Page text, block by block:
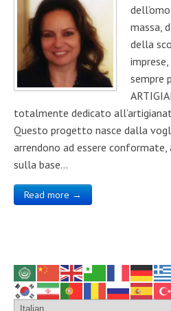
massa,
della
sempre
totalmente dedicato
Questo progetto nasce dalla
arrendono ad essere
sulla base…
Read more →